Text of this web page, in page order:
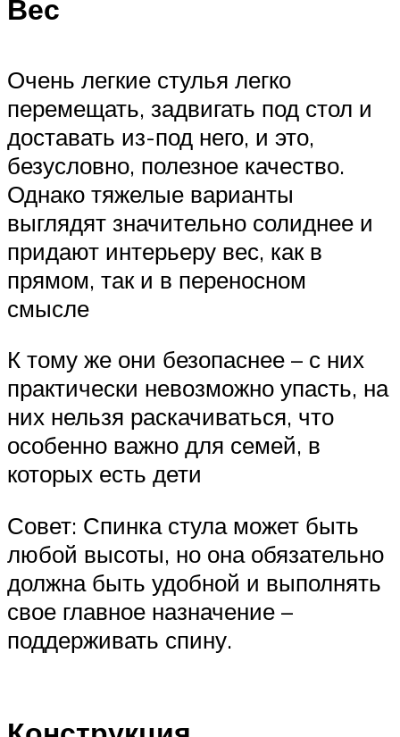
Вес
Очень легкие стулья легко
перемещать, задвигать под стол и
доставать из-под него, и это,
безусловно, полезное качество.
Однако тяжелые варианты
выглядят значительно солиднее и
придают интерьеру вес, как в
прямом, так и в переносном
смысле
К тому же они безопаснее – с них
практически невозможно упасть, на
них нельзя раскачиваться, что
особенно важно для семей, в
которых есть дети
Совет: Спинка стула может быть
любой высоты, но она обязательно
должна быть удобной и выполнять
свое главное назначение –
поддерживать спину.